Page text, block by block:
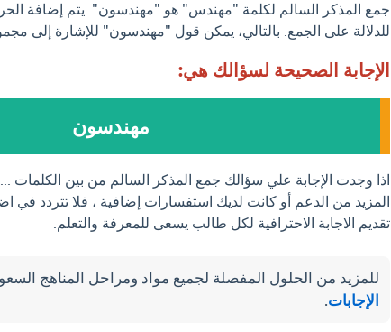
جمع المذكر السالم لكلمة "مهندس" هو "مهندسون". يتم إضافة
للدلالة على الجمع. بالتالي، يمكن قول "مهندسون" للإشارة إلى
الإجابة الصحيحة لسؤالك هي:
مهندسون
اذا وجدت الإجابة علي سؤالك جمع المذكر السالم من بين الكلمات
المزيد من الدعم أو كانت لديك استفسارات إضافية ، فلا تتردد في
تقديم الاجابة الاحترافية لكل طالب يسعى للمعرفة والتعلم.
للمزيد من الحلول المفصلة لجميع مواد ومراحل المناهج
الإجابات.